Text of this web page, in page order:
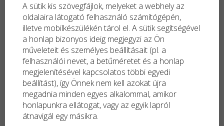
A sütik kis szövegfájlok, melyeket a webhely az
oldalaira látogató felhasználó számítógépén,
illetve mobilkészülékén tárol el. A sütik segítségével
a honlap bizonyos ideig megjegyzi az Ön
műveleteit és személyes beállításait (pl. a
felhasználói nevet, a betűméretet és a honlap
megjelenítésével kapcsolatos többi egyedi
beállítást), így Önnek nem kell azokat újra
megadnia minden egyes alkalommal, amikor
honlapunkra ellátogat, vagy az egyik lapról
átnavigál egy másikra.